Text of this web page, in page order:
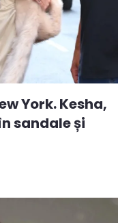
York. Kesha,
sandale și